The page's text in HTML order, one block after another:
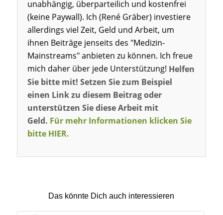
unabhängig, überparteilich und kostenfrei
(keine Paywall). Ich (René Gräber) investiere
allerdings viel Zeit, Geld und Arbeit, um
ihnen Beiträge jenseits des "Medizin-
Mainstreams" anbieten zu können. Ich freue
mich daher über jede Unterstützung! Helfen
Sie bitte mit! Setzen Sie zum Beispiel
einen Link zu diesem Beitrag oder
unterstützen Sie diese Arbeit mit
Geld. Für mehr Informationen klicken Sie
bitte HIER.
Das könnte Dich auch interessieren